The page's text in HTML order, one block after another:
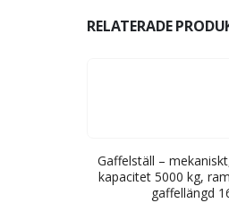
RELATERADE
Gaffelställ –
kapacitet 5000 kg,
gaffellängd